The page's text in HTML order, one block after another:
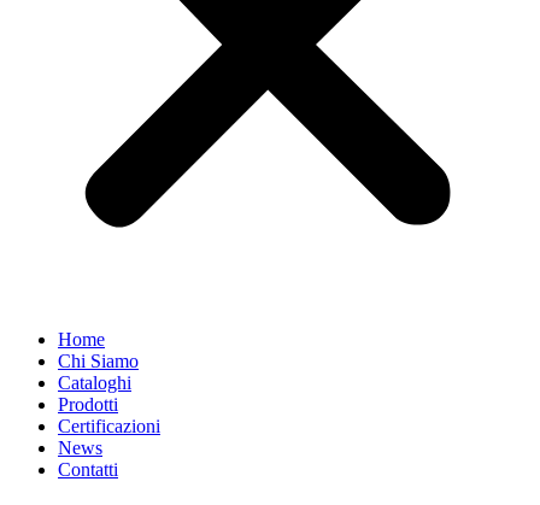
Home
Chi Siamo
Cataloghi
Prodotti
Certificazioni
News
Contatti